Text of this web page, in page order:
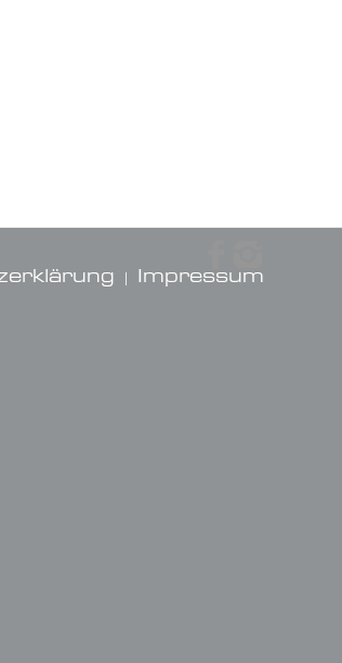
Impressum